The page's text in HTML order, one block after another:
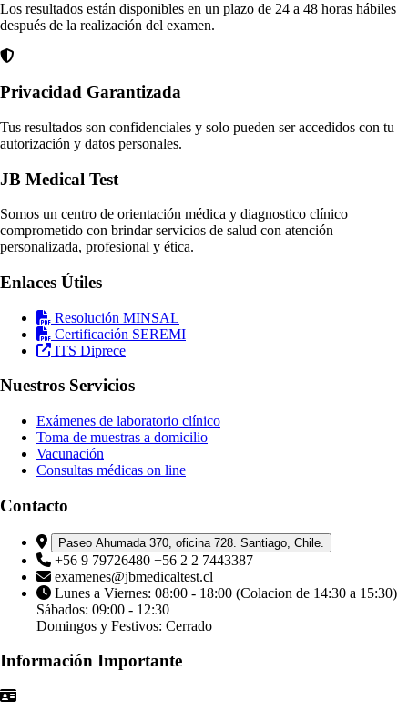
Los resultados están disponibles en un plazo de 24 a 48 horas hábiles
después de la realización del examen.
Privacidad Garantizada
Tus resultados son confidenciales y solo pueden ser accedidos con tu
autorización y datos personales.
JB Medical Test
Somos un centro de orientación médica y diagnostico clínico
comprometido con brindar servicios de salud con atención
personalizada, profesional y ética.
Enlaces Útiles
Resolución MINSAL
Certificación SEREMI
ITS Diprece
Nuestros Servicios
Exámenes de laboratorio clínico
Toma de muestras a domicilio
Vacunación
Consultas médicas on line
Contacto
Paseo Ahumada 370, oficina 728. Santiago, Chile.
+56 9 79726480 +56 2 2 7443387
examenes@jbmedicaltest.cl
Lunes a Viernes: 08:00 - 18:00 (Colacion de 14:30 a 15:30)
Sábados: 09:00 - 12:30
Domingos y Festivos: Cerrado
Información Importante